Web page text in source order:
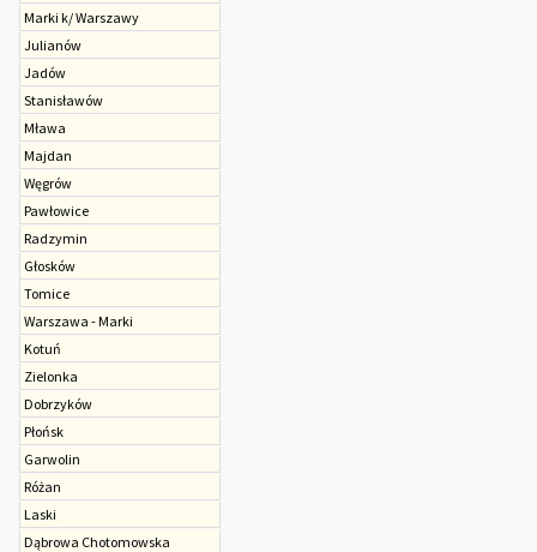
Marki k/ Warszawy
Julianów
Jadów
Stanisławów
Mława
Majdan
Węgrów
Pawłowice
Radzymin
Głosków
Tomice
Warszawa - Marki
Kotuń
Zielonka
Dobrzyków
Płońsk
Garwolin
Różan
Laski
Dąbrowa Chotomowska